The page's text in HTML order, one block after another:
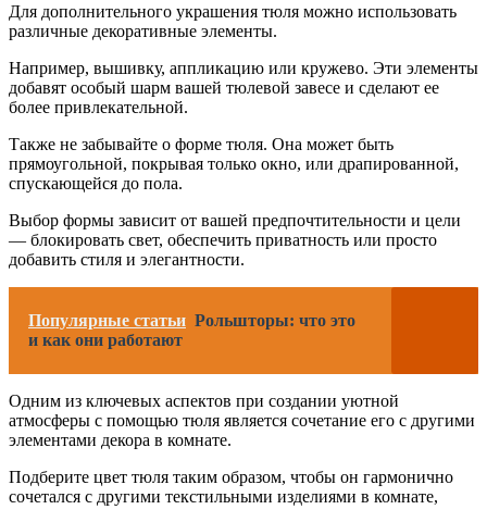
Для дополнительного украшения тюля можно использовать
различные декоративные элементы.
Например, вышивку, аппликацию или кружево. Эти элементы
добавят особый шарм вашей тюлевой завесе и сделают ее
более привлекательной.
Также не забывайте о форме тюля. Она может быть
прямоугольной, покрывая только окно, или драпированной,
спускающейся до пола.
Выбор формы зависит от вашей предпочтительности и цели
— блокировать свет, обеспечить приватность или просто
добавить стиля и элегантности.
Популярные статьи Рольшторы: что это
и как они работают
Одним из ключевых аспектов при создании уютной
атмосферы с помощью тюля является сочетание его с другими
элементами декора в комнате.
Подберите цвет тюля таким образом, чтобы он гармонично
сочетался с другими текстильными изделиями в комнате,